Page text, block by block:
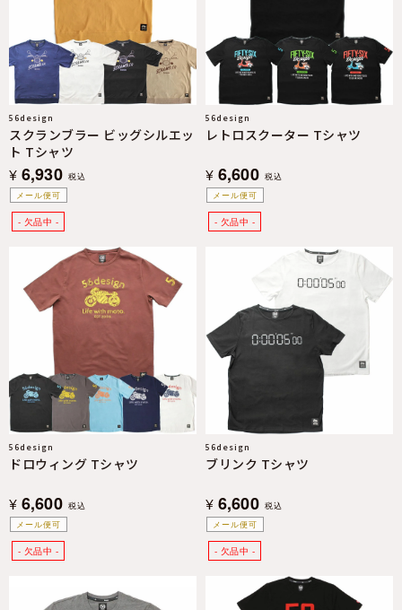
メール便可
56design
スクランブラー ビッグシルエッ
ト Tシャツ
¥ 6,930 税込
メール便可
56design
レトロスクーター Tシャツ
¥ 6,600 税込
メール便可
56design
ドロウィング Tシャツ
¥ 6,600 税込
メール便可
56design
ブリンク Tシャツ
¥ 6,600 税込